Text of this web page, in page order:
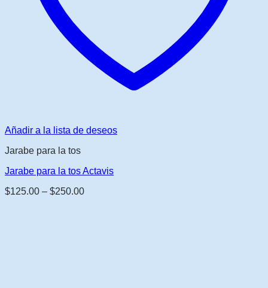
Añadir a la lista de deseos
Jarabe para la tos
Jarabe para la tos Actavis
$125.00 – $250.00Rango